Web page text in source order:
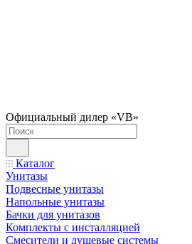
Официальный дилер «VB»
Каталог
Унитазы
Подвесные унитазы
Напольные унитазы
Бачки для унитазов
Комплекты с инсталляцией
Смесители и душевые системы